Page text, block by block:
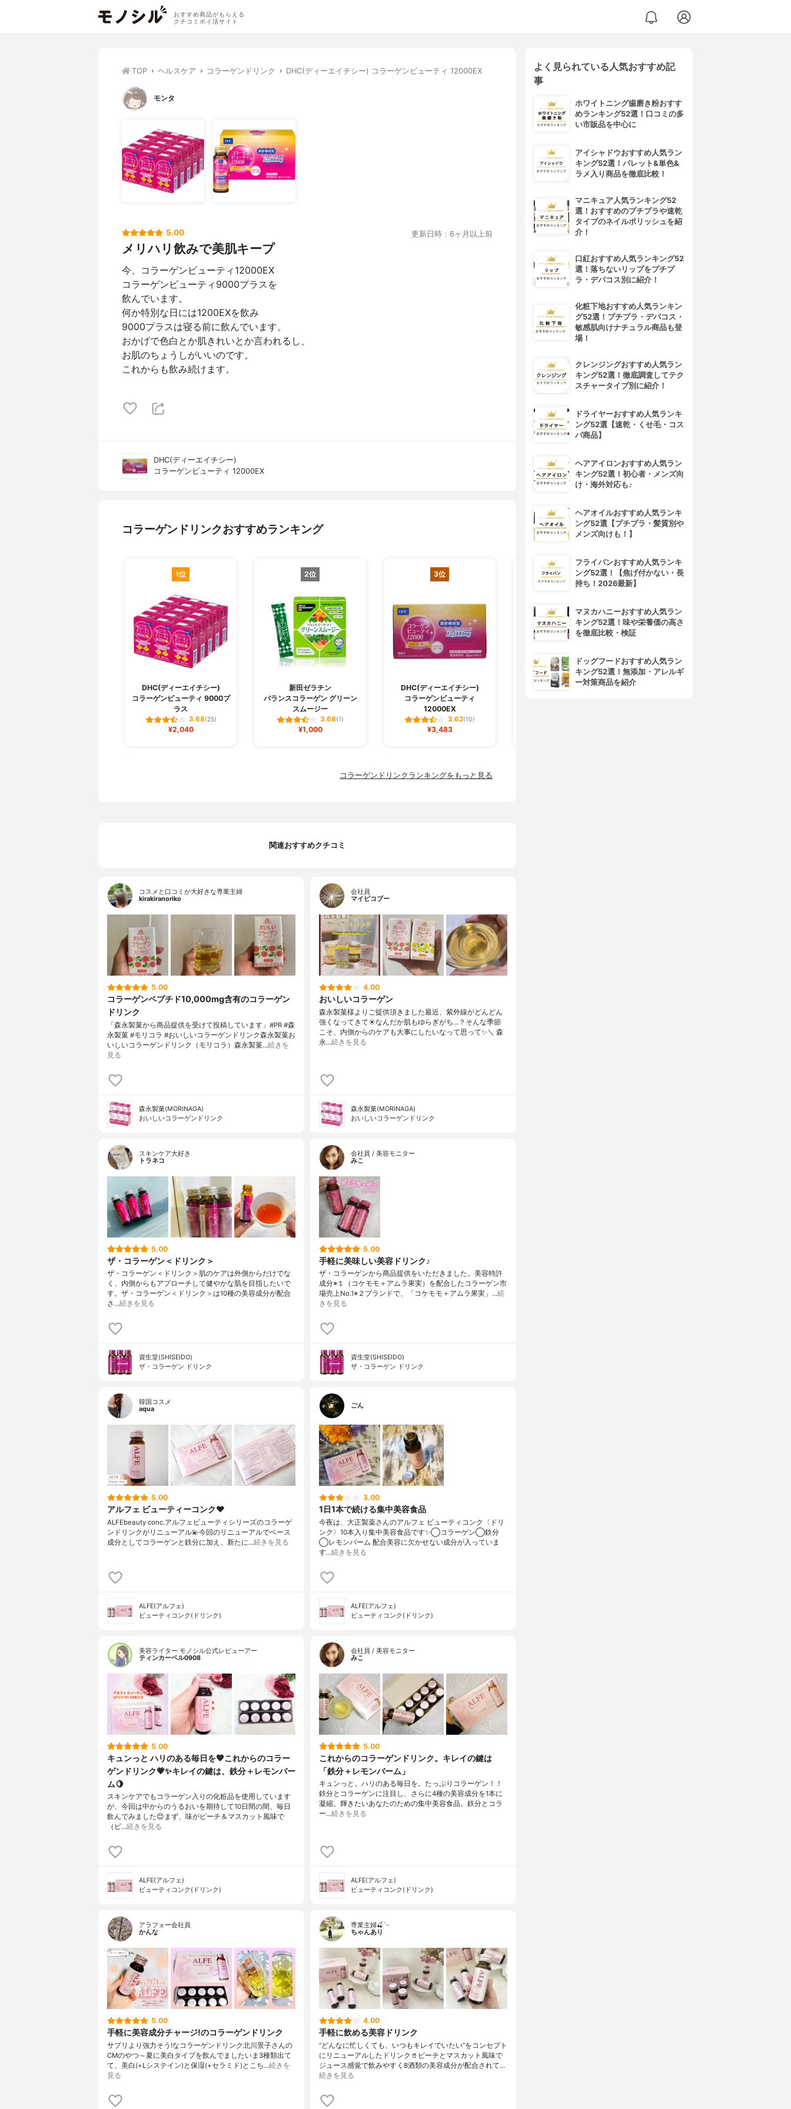
おすすめ商品がもらえる
クチコミポイ活サイト
TOP ヘルスケア コラーゲンドリンク DHC(ディーエイチシー) コラーゲンビューティ 12000EX
モンタ
5.00 更新日時：6ヶ月以上前
メリハリ飲みで美肌キープ
今、コラーゲンビューティ12000EX
コラーゲンビューティ9000プラスを
飲んでいます。
何か特別な日には1200EXを飲み
9000プラスは寝る前に飲んでいます。
おかげで色白とか肌きれいとか言われるし、
お肌のちょうしがいいのです。
これからも飲み続けます。
DHC(ディーエイチシー)
コラーゲンビューティ 12000EX
コラーゲンドリンクおすすめランキング
1位
DHC(ディーエイチシー)
コラーゲンビューティ 9000プ
ラス
3.68(25)
¥2,040
2位
新田ゼラチン
バランスコラーゲン グリーン
スムージー
3.68(1)
¥1,000
3位
DHC(ディーエイチシー)
コラーゲンビューティ
12000EX
3.62(10)
¥3,483
Beauty&Go(ビューティーアン
コラーゲンドリンクランキングをもっと見る
関連おすすめクチコミ
コスメと口コミが大好きな専業主婦
kirakiranoriko
5.00
コラーゲンペプチド10,000mg含有のコラーゲン
ドリンク
「森永製菓から商品提供を受けて投稿しています」#PR #森
永製菓 #モリコラ #おいしいコラーゲンドリンク森永製菓お
いしいコラーゲンドリンク（モリコラ）森永製菓…続きを
見る
森永製菓(MORINAGA)
おいしいコラーゲンドリンク
会社員
マイピコブー
4.00
おいしいコラーゲン
森永製菓様よりご提供頂きました最近、紫外線がどんどん
強くなってきて☀なんだか肌もゆらぎがち…？そんな季節
こそ、内側からのケアも大事にしたいなって思って✨＼ 森
永…続きを見る
森永製菓(MORINAGA)
おいしいコラーゲンドリンク
スキンケア大好き
トラネコ
5.00
ザ・コラーゲン＜ドリンク＞
ザ・コラーゲン＜ドリンク＞肌のケアは外側からだけでな
く、内側からもアプローチして健やかな肌を目指したいで
す。ザ・コラーゲン＜ドリンク＞は10種の美容成分が配合
さ…続きを見る
資生堂(SHISEIDO)
ザ・コラーゲン ドリンク
会社員 / 美容モニター
みこ
5.00
手軽に美味しい美容ドリンク♪
ザ・コラーゲンから商品提供をいただきました。美容特許
成分※１（コケモモ＋アムラ果実）を配合したコラーゲン市
場売上No.1※２ブランドで、「コケモモ＋アムラ果実」…続
きを見る
資生堂(SHISEIDO)
ザ・コラーゲン ドリンク
韓国コスメ
aqua
5.00
アルフェ ビューティーコンク❤︎
ALFEbeauty conc.アルフェビューティシリーズのコラーゲ
ンドリンクがリニューアル💫今回のリニューアルでベース
成分としてコラーゲンと鉄分に加え、新たに…続きを見る
ALFE(アルフェ)
ビューティコンク(ドリンク)
ごん
3.00
1日1本で続ける集中美容食品
今夜は、大正製薬さんのアルフェ ビューティコンク〈ドリ
ンク〉10本入り集中美容食品です✨◯コラーゲン◯鉄分
◯レモンバーム 配合美容に欠かせない成分が入っていま
す…続きを見る
ALFE(アルフェ)
ビューティコンク(ドリンク)
美容ライター モノシル公式レビューアー
ティンカーベル0908
5.00
キュンっと ハリのある毎日を🧡これからのコラー
ゲンドリンク💗✨キレイの鍵は、鉄分＋レモンバー
ム🍋
スキンケアでもコラーゲン入りの化粧品を使用しています
が、今回は中からのうるおいを期待して10日間の間、毎日
飲んでみました😊まず、味がピーチ＆マスカット風味で
（ピ…続きを見る
ALFE(アルフェ)
ビューティコンク(ドリンク)
会社員 / 美容モニター
みこ
5.00
これからのコラーゲンドリンク。キレイの鍵は
「鉄分＋レモンバーム」
キュンっと。ハリのある毎日を。たっぷりコラーゲン！！
鉄分とコラーゲンに注目し、さらに4種の美容成分を1本に
凝縮。輝きたいあなたのための集中美容食品。鉄分とコラ
ー…続きを見る
ALFE(アルフェ)
ビューティコンク(ドリンク)
アラフォー会社員
かんな
5.00
手軽に美容成分チャージ!のコラーゲンドリンク
サプリより強力そう!なコラーゲンドリンク北川景子さんの
CMのやつ～夏に美白タイプを飲んでましたいま3種類出て
て、美白(+Lシステイン)と保湿(+セラミド)とこち…続きを
見る
専業主婦🍒´-
ちゃんあり
4.00
手軽に飲める美容ドリンク
“どんなに忙しくても、いつもキレイでいたい”をコンセプト
にリニューアルしたドリンク🥤ピーチとマスカット風味で
ジュース感覚で飲みやすく8酒類の美容成分が配合されて…
続きを見る
よく見られている人気おすすめ記
事
ホワイトニング歯磨き粉おすす
めランキング52選！口コミの多
い市販品を中心に
アイシャドウおすすめ人気ラン
キング52選！パレット&単色&
ラメ入り商品を徹底比較！
マニキュア人気ランキング52
選！おすすめのプチプラや速乾
タイプのネイルポリッシュを紹
介！
口紅おすすめ人気ランキング52
選！落ちないリップをプチプ
ラ・デパコス別に紹介！
化粧下地おすすめ人気ランキン
グ52選！プチプラ・デパコス・
敏感肌向けナチュラル商品も登
場！
クレンジングおすすめ人気ラン
キング52選！徹底調査してテク
スチャータイプ別に紹介！
ドライヤーおすすめ人気ランキ
ング52選【速乾・くせ毛・コス
パ商品】
ヘアアイロンおすすめ人気ラン
キング52選！初心者・メンズ向
け・海外対応も♪
ヘアオイルおすすめ人気ランキ
ング52選【プチプラ・髪質別や
メンズ向けも！】
フライパンおすすめ人気ランキ
ング52選！【焦げ付かない・長
持ち！2026最新】
マヌカハニーおすすめ人気ラン
キング52選！味や栄養価の高さ
を徹底比較・検証
ドッグフードおすすめ人気ラン
キング52選！無添加・アレルギ
ー対策商品を紹介